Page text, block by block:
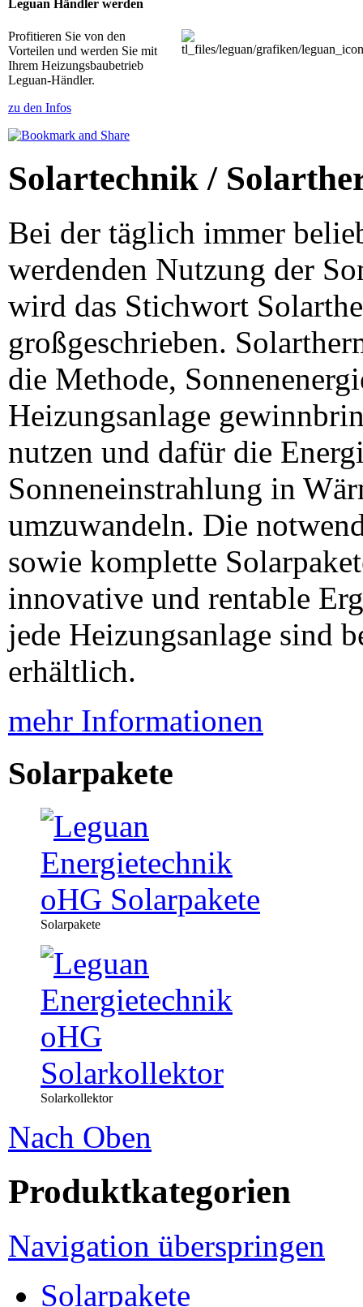
Leguan Händler werden
Profitieren Sie von den
Vorteilen und werden Sie mit
Ihrem Heizungsbaubetrieb
Leguan-Händler.
zu den Infos
Solartechnik /
Bei der täglich immer
werdenden Nutzung der
wird das Stichwort
großgeschrieben.
die Methode,
Heizungsanlage
nutzen und dafür die
Sonneneinstrahlung in
umzuwandeln. Die
sowie komplette
innovative und rentable
jede Heizungsanlage sind
erhältlich.
mehr Informationen
Solarpakete
Solarpakete
Solarkollektor
Nach Oben
Produktkategorien
Navigation überspringen
Solarpakete